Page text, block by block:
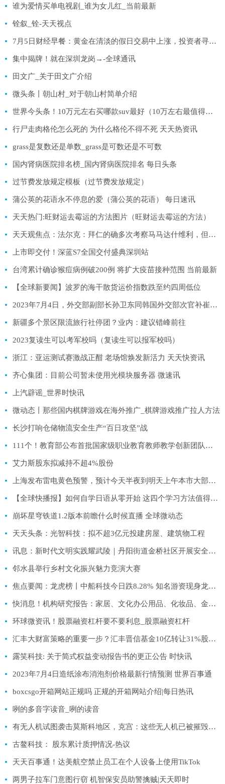
谁为爱情买单电视剧_谁为女儿红_当前最新
铨叙_铨-天天视点
7月5日财经早餐：黄金在清淡的假日交易中上涨，投资者寻求更多美联储利率线索
集中揭牌！就在深圳龙岗→-全球通讯
田文广_关于田文广介绍
微头条丨朝山村_对于朝山村简单介绍
世界今头条！10万元左右买哪款suv最好（10万左右最值得入手的几款SUV）
行尸走肉格伦怎么死的 为什么格伦不得不死 天天热资讯
grass是复数还是单数_grass是可数还是不可数
国内肾病医院排名榜_国内肾病医院排名 每日头条
过节费发放规定模板（过节费发放规定）
蒲公英的花语永不停息的爱（蒲公英的花语） 每日速讯
天天热门:旺财运去霉运的方法图片（旺财运去霉运的方法）
天天观焦点：法尔克：拜仁的确多次考察马马达什维利，但当前不会操作转会
上市即交付！深蓝S7全国交付盛典深圳站
台湾累计确诊猴痘病例破200例 将扩大疫苗接种范围 当前最新
【全球新要闻】波罗的海干散货运价指数跌至约四周低位
2023年7月4日，外交部副部长孙卫东同韩国外交部次官补崔泳杉在北京举行磋商，就中韩关系坦诚、深入沟通
新疆多个景区限流旅行社停团？业内：建议错峰前往
2023复读生可以考军校吗（复读生可以报军校吗）
浙江：亚运测试赛激战正酣 老场馆焕发新活力 天天快资讯
齐心集团：目前公司暂未使用光模块服务器 微速讯
上汽辟谣_世界时快讯
微动态丨那些国内棋牌游戏在海外推广_棋牌游戏推广拉人方法
长沙打响仓储物流安全生产“百日攻坚”战
111个！教育部公布首批国家级职业教育教师教学创新团队名单
艾力斯股东拟减持不超4%股份
上海发布雷电黄色预警，预计今天半夜到明天上午本市大部地区将发生雷电活动 天天新视野
【全球快播报】如何自学日语从零开始 这四个学习方法值得收藏
崩坏星穹铁道1.2版本前瞻什么时候直播 全球微动态
天天头条：光智科技：拟不超3亿元投建房屋、建筑物工程
讯息：新时代文明实践耀武陵｜丹阳街道金桥社区开展安全生产专项检查
邻水县举行乡村文化振兴魅力竞演大赛
焦点要闻：龙虎榜丨中船科技今日跌8.28% 知名游资现身龙虎榜 方新侠净卖出3679.63万元
快消息！机构研究报告：家居、文化办公用品、化妆品、金银珠宝、线上零售、零售端等板块投资分析
环球微资讯！股票融资杠杆要不要利息_股票融资杠杆
汇丰大财富策略的重要一步？汇丰晋信基金10亿转让31%股权_每日快播
露笑科技: 关于简式权益变动报告书的更正公告 时快讯
2023年7月4日造纸涂布消泡剂价格最新行情预测 世界百事通
boxcsgo开箱网站正规吗 正规的开箱网站介绍|每日热讯
咧的多音字读音_咧的读音
有无人机试图袭击莫斯科地区，克宫：这些无人机已被摧毁或失效
古鳌科技： 股东累计质押情况-热议
天天百事通！达美航空禁止员工在个人设备上使用TikTok
两男子拉车门意图行窃 机智保安员助警擒贼|天天即时